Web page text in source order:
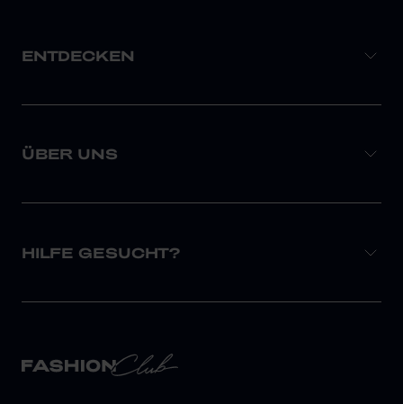
ENTDECKEN
ÜBER UNS
HILFE GESUCHT?